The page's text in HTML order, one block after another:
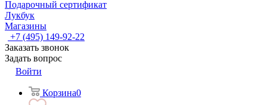
Подарочный сертификат
Лукбук
Магазины
+7 (495) 149-92-22
Заказать звонок
Задать вопрос
Войти
Корзина0